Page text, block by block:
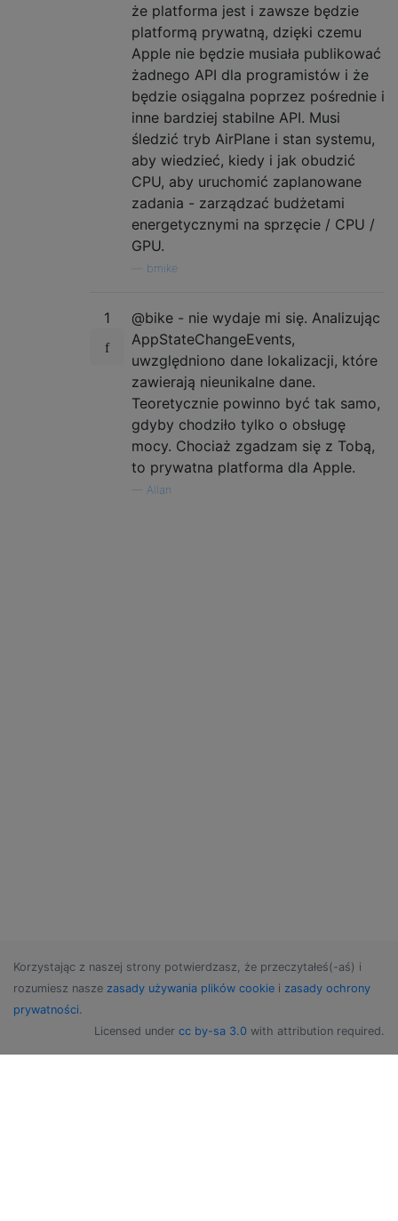
że platforma jest i zawsze będzie
platformą prywatną, dzięki czemu
Apple nie będzie musiała publikować
żadnego API dla programistów i że
będzie osiągalna poprzez pośrednie i
inne bardziej stabilne API. Musi
śledzić tryb AirPlane i stan systemu,
aby wiedzieć, kiedy i jak obudzić
CPU, aby uruchomić zaplanowane
zadania - zarządzać budżetami
energetycznymi na sprzęcie / CPU /
GPU.
bmike
1
@bike - nie wydaje mi się. Analizując
AppStateChangeEvents,
uwzględniono dane lokalizacji, które
zawierają nieunikalne dane.
Teoretycznie powinno być tak samo,
gdyby chodziło tylko o obsługę
mocy. Chociaż zgadzam się z Tobą,
to prywatna platforma dla Apple.
Allan
Korzystając z naszej strony potwierdzasz, że przeczytałeś(-aś) i
rozumiesz nasze zasady używania plików cookie i zasady ochrony
prywatności.
Licensed under cc by-sa 3.0 with attribution required.